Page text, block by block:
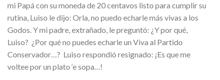
mi Papá con su moneda de 20 centavos listo para cumplir su
rutina, Luiso le dijo: Orla, no puedo echarle más vivas a los
Godos. Y mi padre, extrañado, le preguntó: ¿Y por qué,
Luiso? ¿Por qué no puedes echarle un Viva al Partido
Conservador…? Luiso respondió resignado: ¡Es que me
voltee por un plato ‘e sopa…!